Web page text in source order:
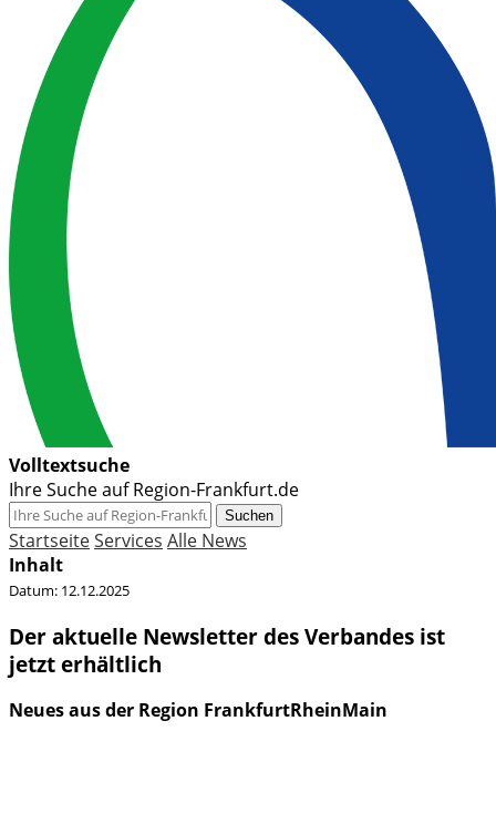
Volltextsuche
Ihre Suche auf Region-Frankfurt.de
Suchen
StartseiteServices Alle News
Inhalt
Datum: 12.12.2025
Der aktuelle Newsletter des Verbandes ist
jetzt erhältlich
Neues aus der Region FrankfurtRheinMain